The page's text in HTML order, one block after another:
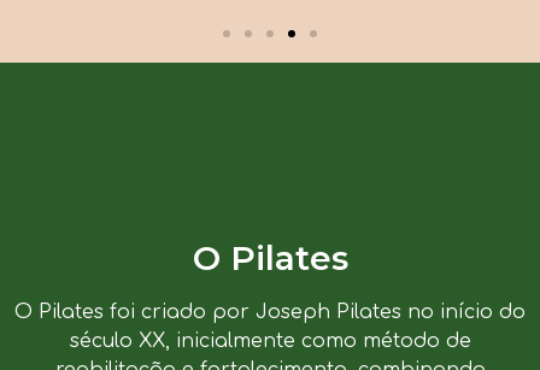
O Pilates
O Pilates foi criado por Joseph Pilates no início do
século XX, inicialmente como método de